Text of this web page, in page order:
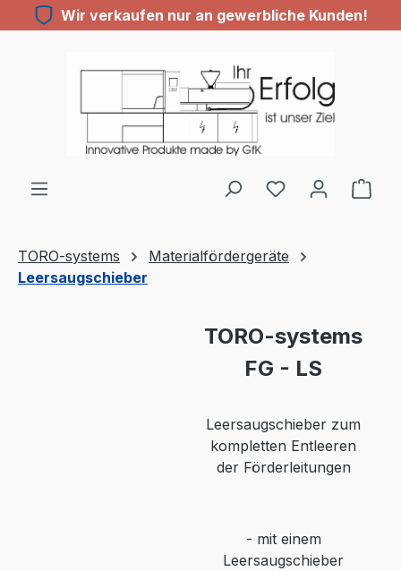
Zum Hauptinhalt springen
Wir verkaufen nur an gewerbliche Kunden!
Du hast 0
TORO-systems
Materialfördergeräte
Leersaugschieber
Bildergalerie überspringenTORO-systems
FG - LS
Leersaugschieber zum
kompletten Entleeren
der Förderleitungen
- mit einem
Leersaugschieber